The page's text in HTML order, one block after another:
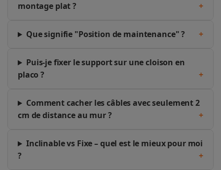
montage plat ?
+
Que signifie "Position de maintenance" ? +
Puis-je fixer le support sur une cloison en
placo ?
+
Comment cacher les câbles avec seulement 2
cm de distance au mur ?
+
Inclinable vs Fixe – quel est le mieux pour moi
?
+